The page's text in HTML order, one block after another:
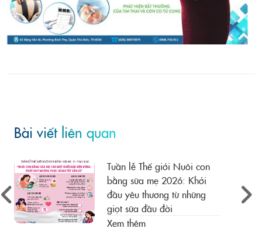
Bài viết liên quan
Tuần lễ Thế giới Nuôi con
bằng sữa mẹ 2026: Khởi
đầu yêu thương từ những
giọt sữa đầu đời
Xem thêm